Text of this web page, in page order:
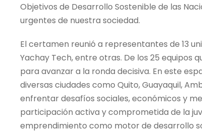
Objetivos de Desarrollo Sostenible de las
urgentes de nuestra sociedad.
El certamen reunió a representantes de 13
Yachay Tech, entre otras. De los 25 equipos
para avanzar a la ronda decisiva. En este
diversas ciudades como Quito, Guayaquil,
enfrentar desafíos sociales, económicos y
participación activa y comprometida de la
emprendimiento como motor de desarrollo